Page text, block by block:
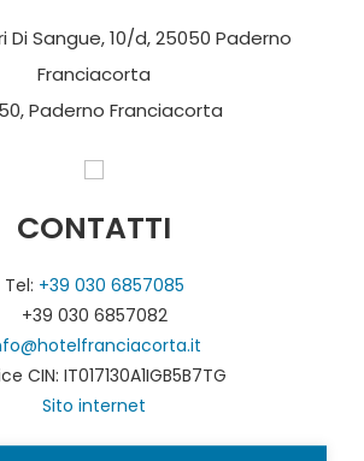
Di Sangue, 10/d, 25050 Paderno
Franciacorta
Paderno Franciacorta
CONTATTI
Tel: +39 030 6857085
+39 030 6857082
CIN: IT017130A1IGB5B7TG
Sito internet